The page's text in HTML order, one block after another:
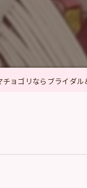
チョゴリならブライダル